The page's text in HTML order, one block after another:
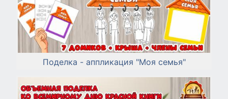
Поделка - аппликация "Моя семья"